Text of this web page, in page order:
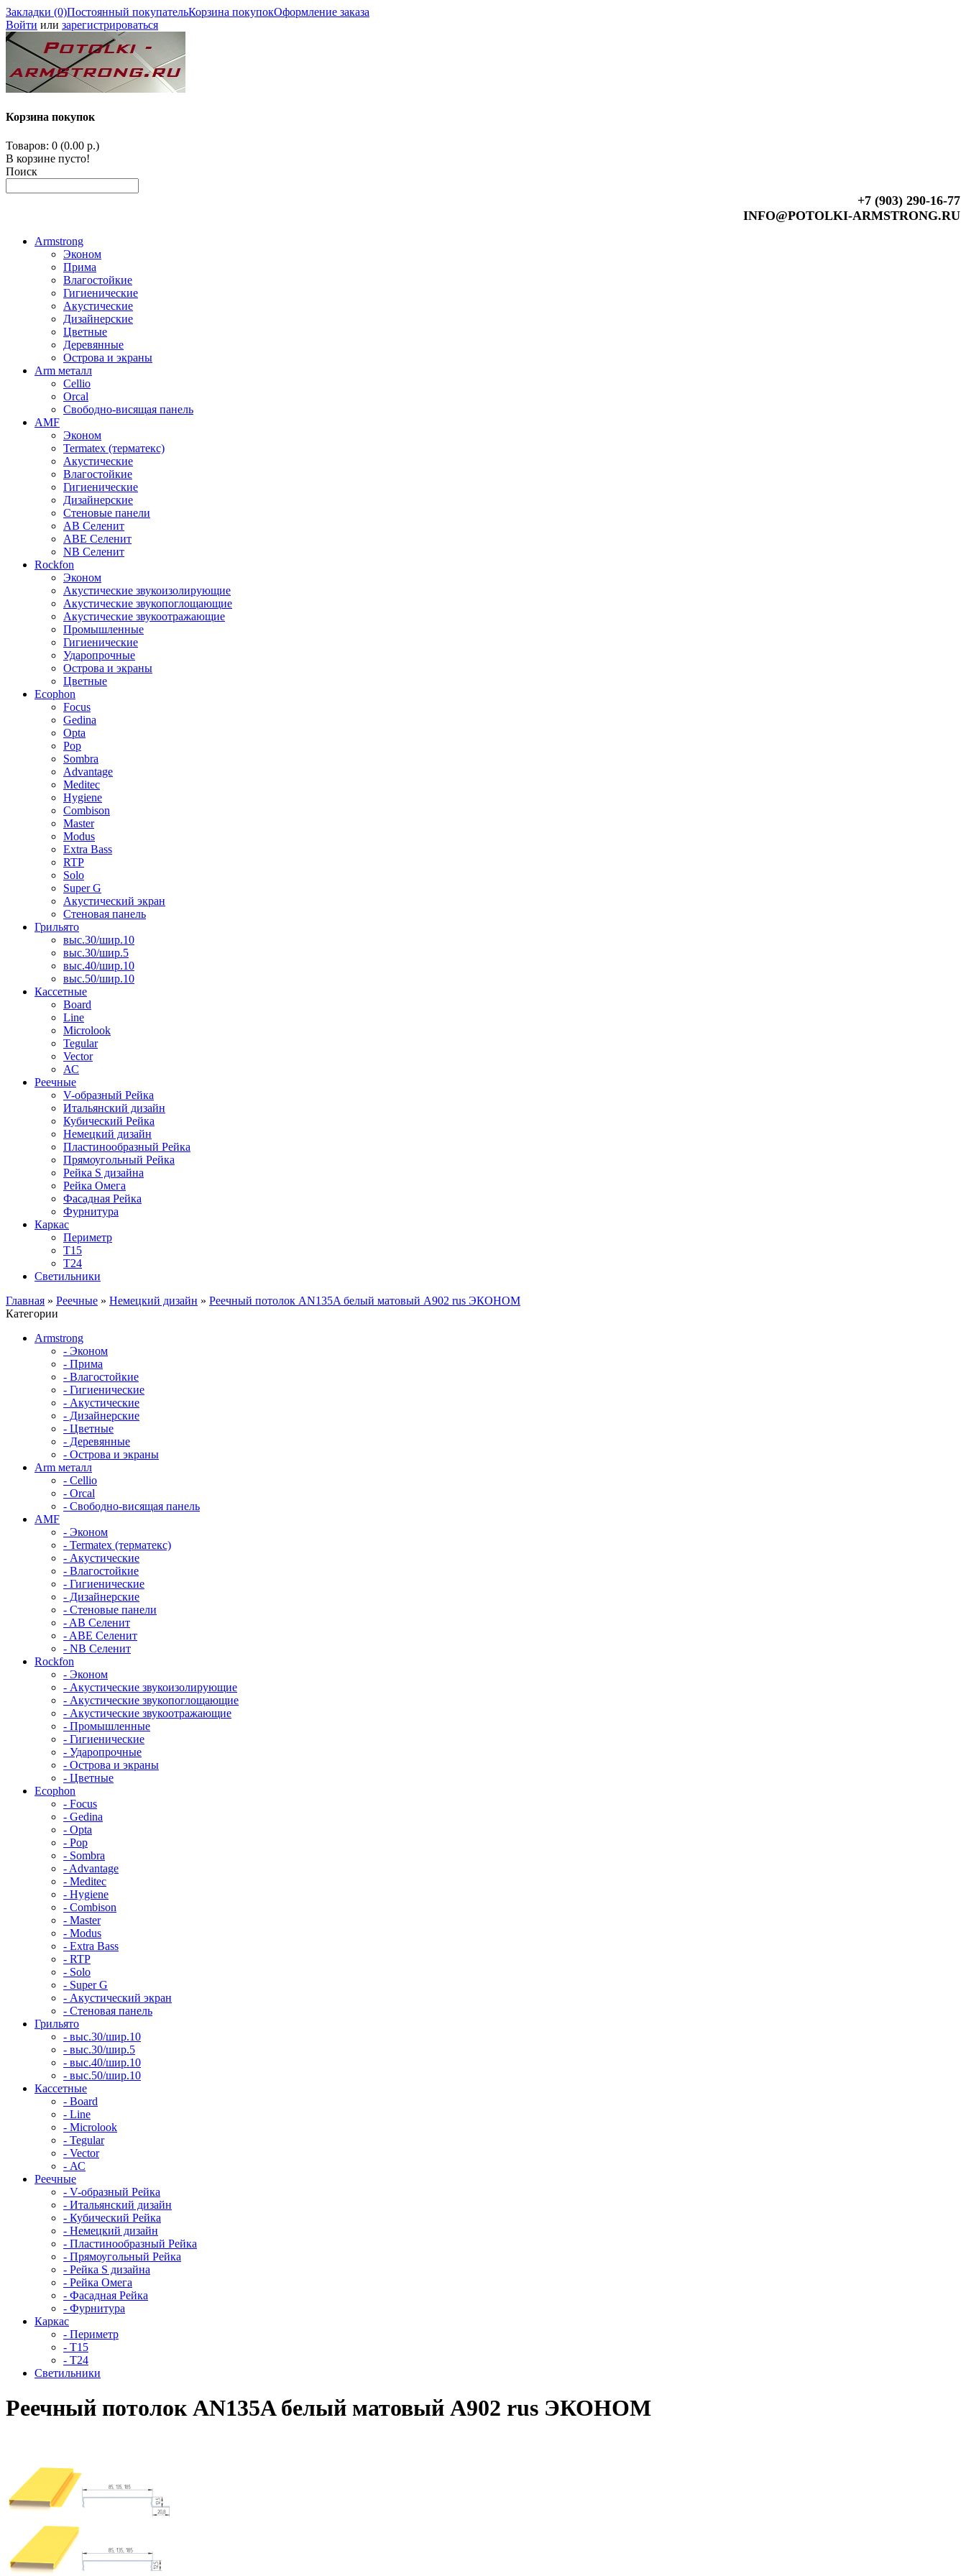
Закладки (0)Постоянный покупательКорзина покупокОформление заказа
Войти или зарегистрироваться
Корзина покупок
Товаров: 0 (0.00 р.)
В корзине пусто!
Поиск
+7 (903) 290-16-77
INFO@POTOLKI-ARMSTRONG.RU
Armstrong
Эконом
Прима
Влагостойкие
Гигиенические
Акустические
Дизайнерские
Цветные
Деревянные
Острова и экраны
Arm металл
Cellio
Orcal
Свободно-висящая панель
AMF
Эконом
Termatex (терматекс)
Акустические
Влагостойкие
Гигиенические
Дизайнерские
Стеновые панели
AB Селенит
ABE Селенит
NB Селенит
Rockfon
Эконом
Акустические звукоизолирующие
Акустические звукопоглощающие
Акустические звукоотражающие
Промышленные
Гигиенические
Ударопрочные
Острова и экраны
Цветные
Ecophon
Focus
Gedina
Opta
Pop
Sombra
Advantage
Meditec
Hygiene
Combison
Master
Modus
Extra Bass
RTP
Solo
Super G
Акустический экран
Стеновая панель
Грильято
выс.30/шир.10
выс.30/шир.5
выс.40/шир.10
выс.50/шир.10
Кассетные
Board
Line
Microlook
Tegular
Vector
АС
Реечные
V-образный Рейка
Итальянский дизайн
Кубический Рейка
Немецкий дизайн
Пластинообразный Рейка
Прямоугольный Рейка
Рейка S дизайна
Рейка Омега
Фасадная Рейка
Фурнитура
Каркас
Периметр
Т15
Т24
Светильники
Главная » Реечные » Немецкий дизайн » Реечный потолок AN135A белый матовый А902 rus ЭКОНОМ
Категории
Armstrong
- Эконом
- Прима
- Влагостойкие
- Гигиенические
- Акустические
- Дизайнерские
- Цветные
- Деревянные
- Острова и экраны
Arm металл
- Cellio
- Orcal
- Свободно-висящая панель
AMF
- Эконом
- Termatex (терматекс)
- Акустические
- Влагостойкие
- Гигиенические
- Дизайнерские
- Стеновые панели
- AB Селенит
- ABE Селенит
- NB Селенит
Rockfon
- Эконом
- Акустические звукоизолирующие
- Акустические звукопоглощающие
- Акустические звукоотражающие
- Промышленные
- Гигиенические
- Ударопрочные
- Острова и экраны
- Цветные
Ecophon
- Focus
- Gedina
- Opta
- Pop
- Sombra
- Advantage
- Meditec
- Hygiene
- Combison
- Master
- Modus
- Extra Bass
- RTP
- Solo
- Super G
- Акустический экран
- Стеновая панель
Грильято
- выс.30/шир.10
- выс.30/шир.5
- выс.40/шир.10
- выс.50/шир.10
Кассетные
- Board
- Line
- Microlook
- Tegular
- Vector
- АС
Реечные
- V-образный Рейка
- Итальянский дизайн
- Кубический Рейка
- Немецкий дизайн
- Пластинообразный Рейка
- Прямоугольный Рейка
- Рейка S дизайна
- Рейка Омега
- Фасадная Рейка
- Фурнитура
Каркас
- Периметр
- Т15
- Т24
Светильники
Реечный потолок AN135A белый матовый А902 rus ЭКОНОМ